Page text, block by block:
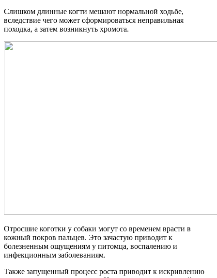
Слишком длинные когти мешают нормальной ходьбе,
вследствие чего может сформироваться неправильная
походка, а затем возникнуть хромота.
Отросшие коготки у собаки могут со временем врасти в
кожный покров пальцев. Это зачастую приводит к
болезненным ощущениям у питомца, воспалению и
инфекционным заболеваниям.
Также запущенный процесс роста приводит к искривлению